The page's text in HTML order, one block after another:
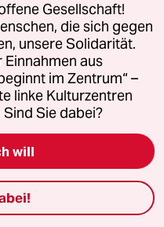
Gesellschaft!
die sich gegen
unsere Solidarität.
aus
im Zentrum“ –
linke Kulturzentren
Sie dabei?
will